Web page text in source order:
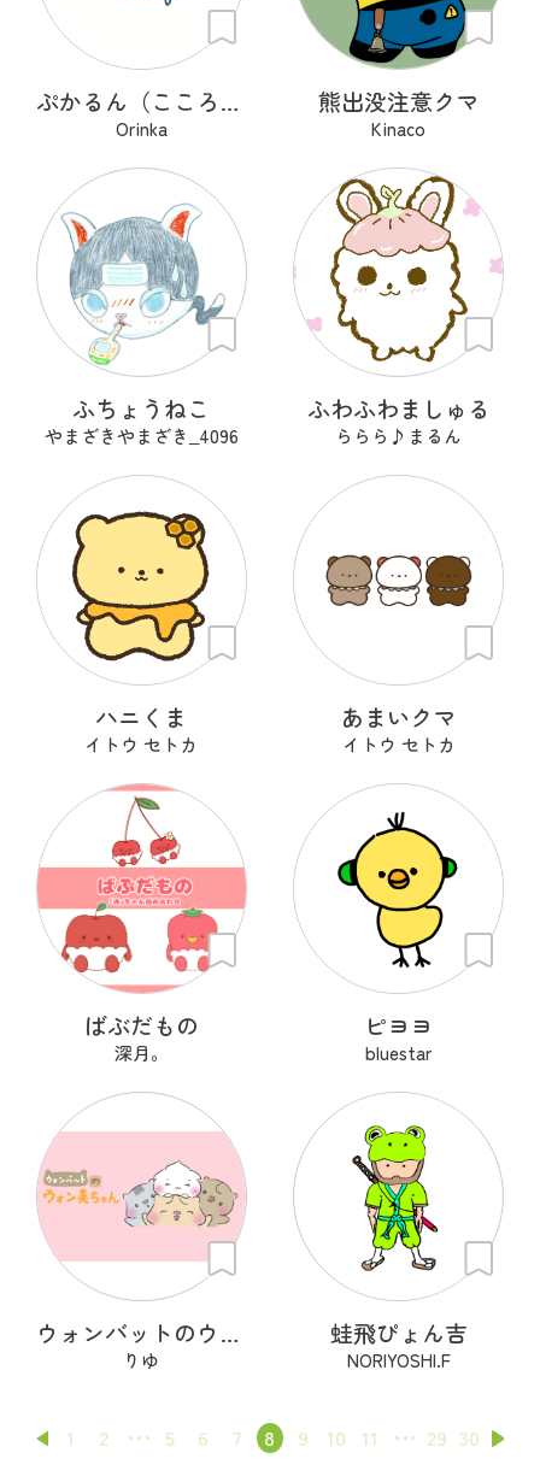
ぷかるん（こころの海を旅するエイ）
Orinka
熊出没注意クマ
Kinaco
ふちょうねこ
やまざきやまざき‗4096
ふわふわましゅる
ららら♪まるん
ハニくま
イトウ セトカ
あまいクマ
イトウ セトカ
ばぶだもの
深月。
ピヨヨ
bluestar
ウォンバットのウォン美ちゃん
りゆ
蛙飛ぴょん吉
NORIYOSHI.F
1 2 5 6 7 8 9 10 11 29 30